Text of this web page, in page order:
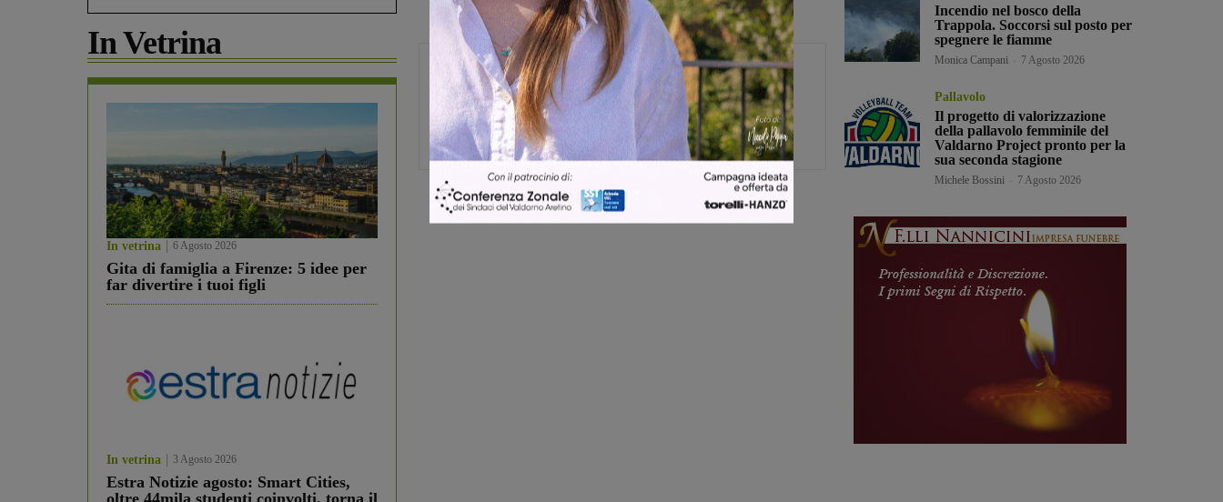
In Vetrina
In vetrina 6 Agosto 2026
Gita di famiglia a Firenze: 5 idee per
far divertire i tuoi figli
In vetrina 3 Agosto 2026
Estra Notizie agosto: Smart Cities,
Monica Campani
Direttore
Incendio nel bosco della
Trappola. Soccorsi sul posto per
spegnere le fiamme
Monica Campani 7 Agosto 2026
Pallavolo
Il progetto di valorizzazione
della pallavolo femminile del
Valdarno Project pronto per la
sua seconda stagione
Michele Bossini 7 Agosto 2026